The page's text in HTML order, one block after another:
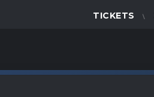
TICKETS